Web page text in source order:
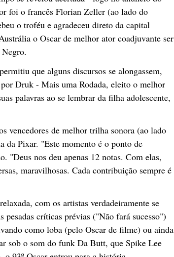
foi o francês Florian Zeller (ao lado do
o troféu e agradeceu direto da capital
o Oscar de melhor ator coadjuvante ser
que alguns discursos se alongassem,
Druk - Mais uma Rodada, eleito o melhor
palavras ao se lembrar da filha adolescente,
vencedores de melhor trilha sonora (ao lado
da Pixar. "Este momento é o ponto de
"Deus nos deu apenas 12 notas. Com elas,
maravilhosas. Cada contribuição sempre é
com os artistas verdadeiramente se
críticas prévias ("Não fará sucesso")
como loba (pelo Oscar de filme) ou ainda
sob o som do funk Da Butt, que Spike Lee